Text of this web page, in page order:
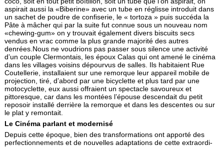
aspirait aussi la «Biberine» avec un tube en réglisse introduit dans
un sachet de poudre de confiserie, le « tortoza » puis succéda la
Pâte à mâcher qui par la suite fut connue sous un nouveau nom
«chewing-gum» on y trouvait également divers biscuits secs
vendus en vrac comme la plus grande majorité des autres
denrées.Nous ne voudrions pas passer sous silence une activité
d’un couple Clermontais, les époux Calas qui ont amené le cinéma
dans les villages voisins dépourvus de salles. Ils habitaient Rue
Coutellerie, installaient sur une remorque leur appareil mobile de
projection, tiré, d’abord par une bicyclette et plus tard par une
motocyclette, eux aussi offraient un spectacle savoureux et
pittoresque, car dans les montées l’épouse descendait du petit
reposoir ins­tallé derrière la remorque et dans les descentes ou sur
le plat y remontait.
Le Cinéma parlant et modernisé
Depuis cette époque, bien des transformations ont apporté des
perfectionnements et de nouvelles adaptations de cette extraordi­